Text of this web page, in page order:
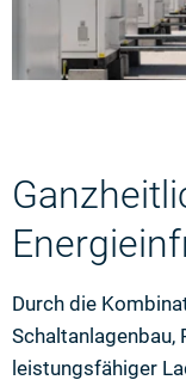
Durch die
Schaltanlagenbau,
leistungsfähiger